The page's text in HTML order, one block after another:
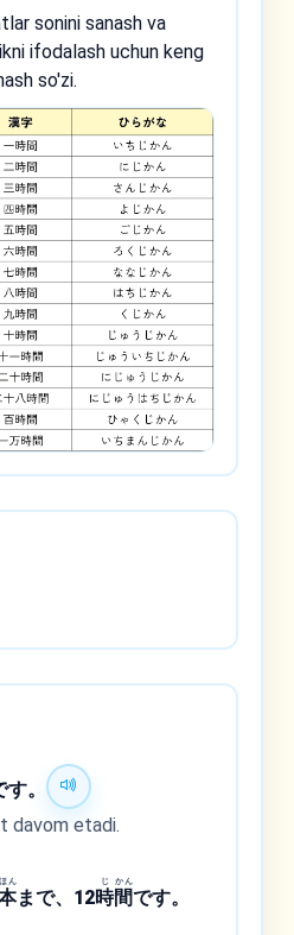
sonini sanash va
ifodalash uchun keng
so'zi.
す。
davom etadi.
ほん
まで、12時
じ
間
かん
です。